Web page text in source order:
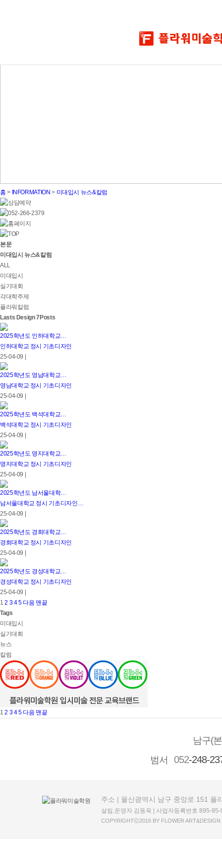
홈 > INFORMATION > 미대입시 뉴스&칼럼
본문
미대입시 뉴스&칼럼
ALL
미대입시
실기대회
각대학주제
플라워칼럼
Lasts Design 7Posts
2025학년도 인하대학교…
인하대학교 정시 기초디자인
25-04-09 |
2025학년도 영남대학교…
영남대학교 정시 기초디자인
25-04-09 |
2025학년도 백석대학교…
백석대학교 정시 기초디자인
25-04-09 |
2025학년도 명지대학교…
명지대학교 정시 기초디자인
25-04-09 |
2025학년도 남서울대학…
남서울대학교 정시 기초디자인…
25-04-09 |
2025학년도 경희대학교…
경희대학교 정시 기초디자인
25-04-09 |
2025학년도 경성대학교…
경성대학교 정시 기초디자인
25-04-09 |
1 2 345 다음 맨끝
Tags
미대입시
실기대회
뉴스
칼럼
1 2 345 다음 맨끝
남구(
범서
052-248-
주소 | 울산광역시 남구 중앙로 151 플
설립,운영자 김동욱 | 사업자등록번호 895-
COPYRIGHTⓒ2016 BY FLOWER